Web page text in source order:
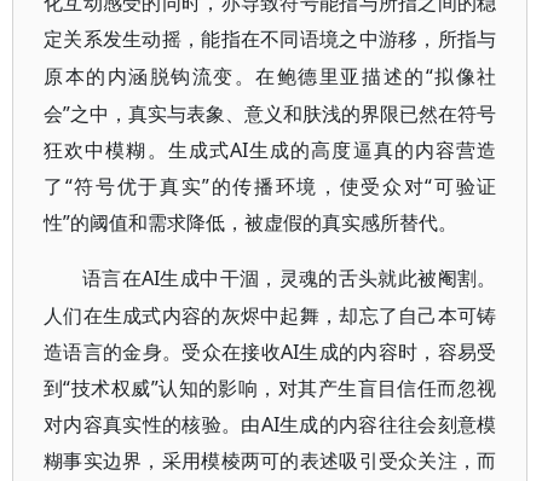
定关系发生动摇，能指在不同语境之中游移，所指与
原本的内涵脱钩流变。在鲍德里亚描述的“拟像社
会”之中，真实与表象、意义和肤浅的界限已然在符号
狂欢中模糊。生成式AI生成的高度逼真的内容营造
了“符号优于真实”的传播环境，使受众对“可验证
性”的阈值和需求降低，被虚假的真实感所替代。
语言在AI生成中干涸，灵魂的舌头就此被阉割。
人们在生成式内容的灰烬中起舞，却忘了自己本可铸
造语言的金身。受众在接收AI生成的内容时，容易受
到“技术权威”认知的影响，对其产生盲目信任而忽视
对内容真实性的核验。由AI生成的内容往往会刻意模
糊事实边界，采用模棱两可的表述吸引受众关注，而